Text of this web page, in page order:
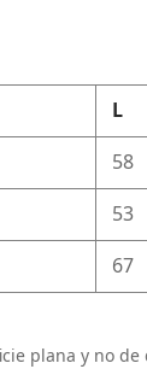
L
58
53
67
plana y no de